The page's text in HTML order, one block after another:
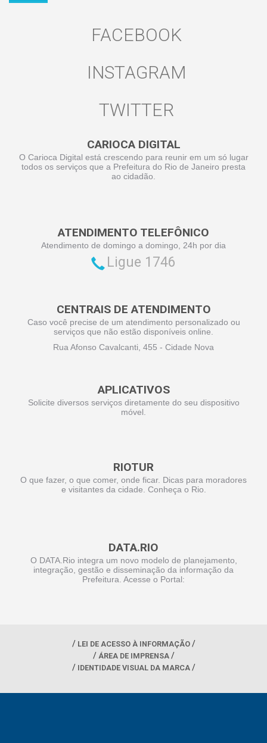
FACEBOOK
INSTAGRAM
TWITTER
CARIOCA DIGITAL
O Carioca Digital está crescendo para reunir em um só lugar
todos os serviços que a Prefeitura do Rio de Janeiro presta
ao cidadão.
ATENDIMENTO TELEFÔNICO
Atendimento de domingo a domingo, 24h por dia
Ligue 1746
CENTRAIS DE ATENDIMENTO
Caso você precise de um atendimento personalizado ou
serviços que não estão disponíveis online.
Rua Afonso Cavalcanti, 455 - Cidade Nova
APLICATIVOS
Solicite diversos serviços diretamente do seu dispositivo
móvel.
RIOTUR
O que fazer, o que comer, onde ficar. Dicas para moradores
e visitantes da cidade. Conheça o Rio.
DATA.RIO
O DATA.Rio integra um novo modelo de planejamento,
integração, gestão e disseminação da informação da
Prefeitura. Acesse o Portal:
LEI DE ACESSO À INFORMAÇÃO
ÁREA DE IMPRENSA
IDENTIDADE VISUAL DA MARCA